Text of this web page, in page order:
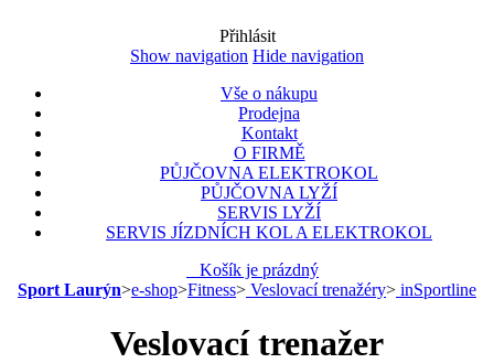
Přihlásit
Show navigation Hide navigation
Vše o nákupu
Prodejna
Kontakt
O FIRMĚ
PŮJČOVNA ELEKTROKOL
PŮJČOVNA LYŽÍ
SERVIS LYŽÍ
SERVIS JÍZDNÍCH KOL A ELEKTROKOL
Košík je prázdný
Sport Laurýn>e-shop>Fitness> Veslovací trenažéry> inSportline
Veslovací trenažer